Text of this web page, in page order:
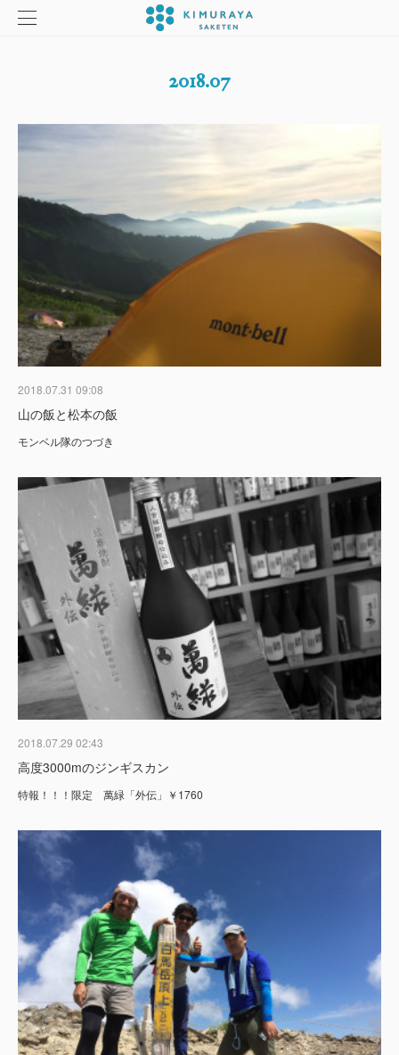
2018.07
2018.07.31 09:08
山の飯と松本の飯
モンベル隊のつづき
2018.07.29 02:43
高度3000mのジンギスカン
特報！！！限定 萬緑「外伝」￥1760